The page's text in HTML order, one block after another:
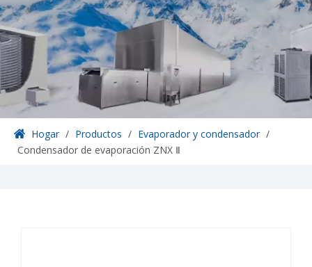
Hogar / Productos / Evaporador y condensador /
Condensador de evaporación ZNX Ⅱ